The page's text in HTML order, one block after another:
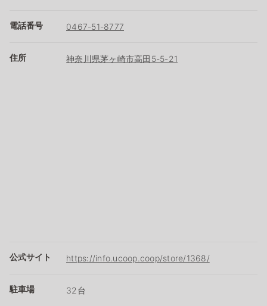
電話番号 0467-51-8777
住所 神奈川県茅ヶ崎市高田5-5-21
公式サイト https://info.ucoop.coop/store/1368/
駐車場 32台